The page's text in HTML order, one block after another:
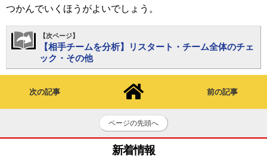
つかんでいくほうがよいでしょう。
【次ページ】
【相手チームを分析】リスタート・チーム全体のチェ
ック・その他
次の記事 前の記事
ページの先頭へ
新着情報